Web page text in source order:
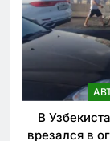
В
врезался в